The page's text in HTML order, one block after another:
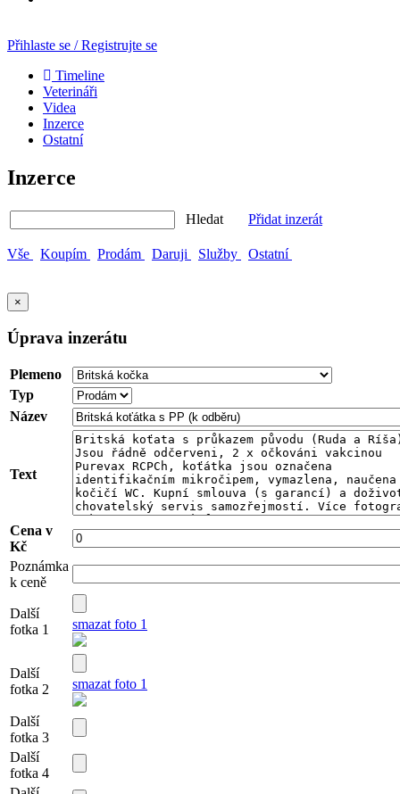
Přihlaste se / Registrujte se
Timeline
Veterináři
Videa
Inzerce
Ostatní
Inzerce
Hledat Přidat inzerát
Vše Koupím Prodám Daruji Služby Ostatní
×
Úprava inzerátu
Plemeno
Typ
Název
Text
Cena v
Kč
Poznámka
k ceně
Další
fotka 1
smazat foto 1
Další
fotka 2
smazat foto 1
Další
fotka 3
Další
fotka 4